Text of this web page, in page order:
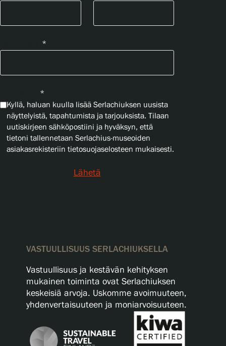
*
*
Kyllä, haluan kuulla lisää Serlachiuksen uusista
näyttelyistä, tapahtumista ja tarjouksista. Tilaan
uutiskirjeen sähköpostiini ja hyväksyn, että
tietoni tallennetaan Serlachius-museoiden
asiakasrekisteriin tietosuojaselosteen mukaisesti.
Lähetä
VASTUULLISUUS SERLACHIUKSELLA
Vastuullisuus ja kestävän kehityksen
mukainen toiminta ovat Serlachiuksen
keskeisiä arvoja. Uskomme avoimuuteen,
yhdenvertaisuuteen ja moniarvoisuuteen.